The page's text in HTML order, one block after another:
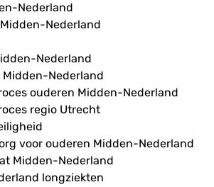
Nederland
Nederland
Nederland
Midden-Nederland
ouderen Midden-Nederland
regio Utrecht
voor ouderen Midden-Nederland
Midden-Nederland
longziekten